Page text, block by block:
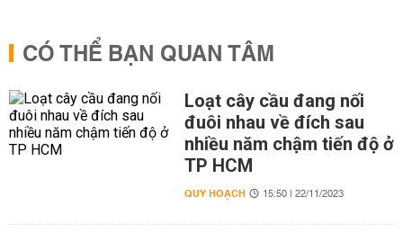
CÓ THỂ BẠN QUAN TÂM
Loạt cây cầu đang nối
đuôi nhau về đích sau
nhiều năm chậm tiến độ ở
TP HCM
QUY HOẠCH 15:50 | 22/11/2023